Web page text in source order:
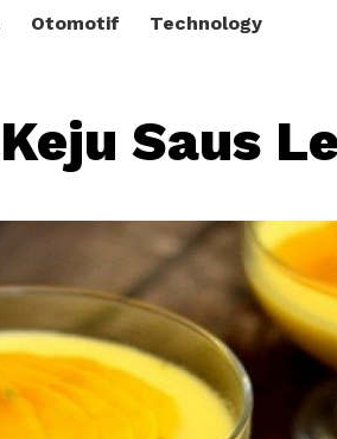
Otomotif Technology
Saus